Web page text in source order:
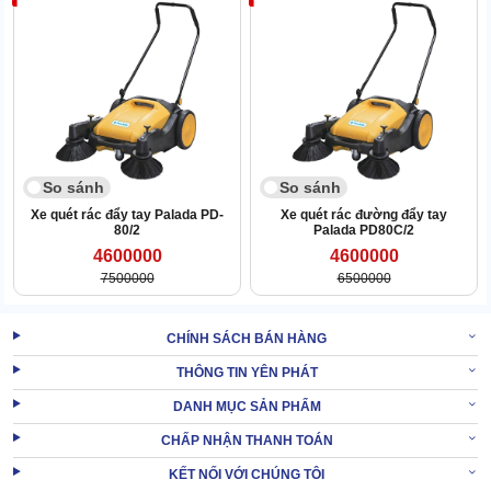
1.1 Hiệu năng làm sạch vượt trội, hoạt động nhiều giờ
Xe quét rác đẩy tay
vận hành nhanh/chậm hoàn toàn phụ thuộc
vào vận tốc di chuyển của người dùng. Khó mà đưa ra dẫn chứng
cụ thể cho hiệu quả dọn rác, tựu chung đều ~ 2350m2/h.
So sánh
Xe quét rác đẩy tay Palada PD-
80/2
4600000
7500000
So sánh
Xe quét rác đường đẩy tay
Palada PD80C/2
4600000
6500000
CHÍNH SÁCH BÁN HÀNG
THÔNG TIN YÊN PHÁT
DANH MỤC SẢN PHẨM
CHẤP NHẬN THANH TOÁN
KẾT NỐI VỚI CHÚNG TÔI